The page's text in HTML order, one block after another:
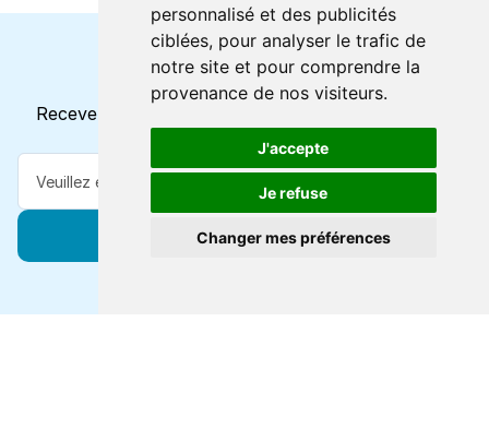
personnalisé et des publicités
ciblées, pour analyser le trafic de
notre site et pour comprendre la
provenance de nos visiteurs.
J'accepte
Je refuse
Changer mes préférences
Horaires et offres actuels
Recevez toutes les mises à jour dans votre e-mail
S'abonner